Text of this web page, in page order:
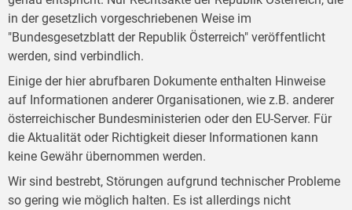
in der gesetzlich vorgeschriebenen Weise im
"Bundesgesetzblatt der Republik Österreich" veröffentlicht
werden, sind verbindlich.
Einige der hier abrufbaren Dokumente enthalten Hinweise
auf Informationen anderer Organisationen, wie z.B. anderer
österreichischer Bundesministerien oder den EU-Server. Für
die Aktualität oder Richtigkeit dieser Informationen kann
keine Gewähr übernommen werden.
Wir sind bestrebt, Störungen aufgrund technischer Probleme
so gering wie möglich halten. Es ist allerdings nicht